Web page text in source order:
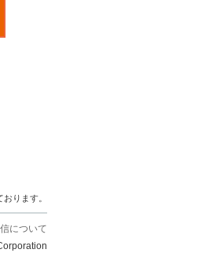
ります。
について